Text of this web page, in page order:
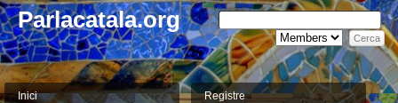
Parlacatala.org
Inici Registre